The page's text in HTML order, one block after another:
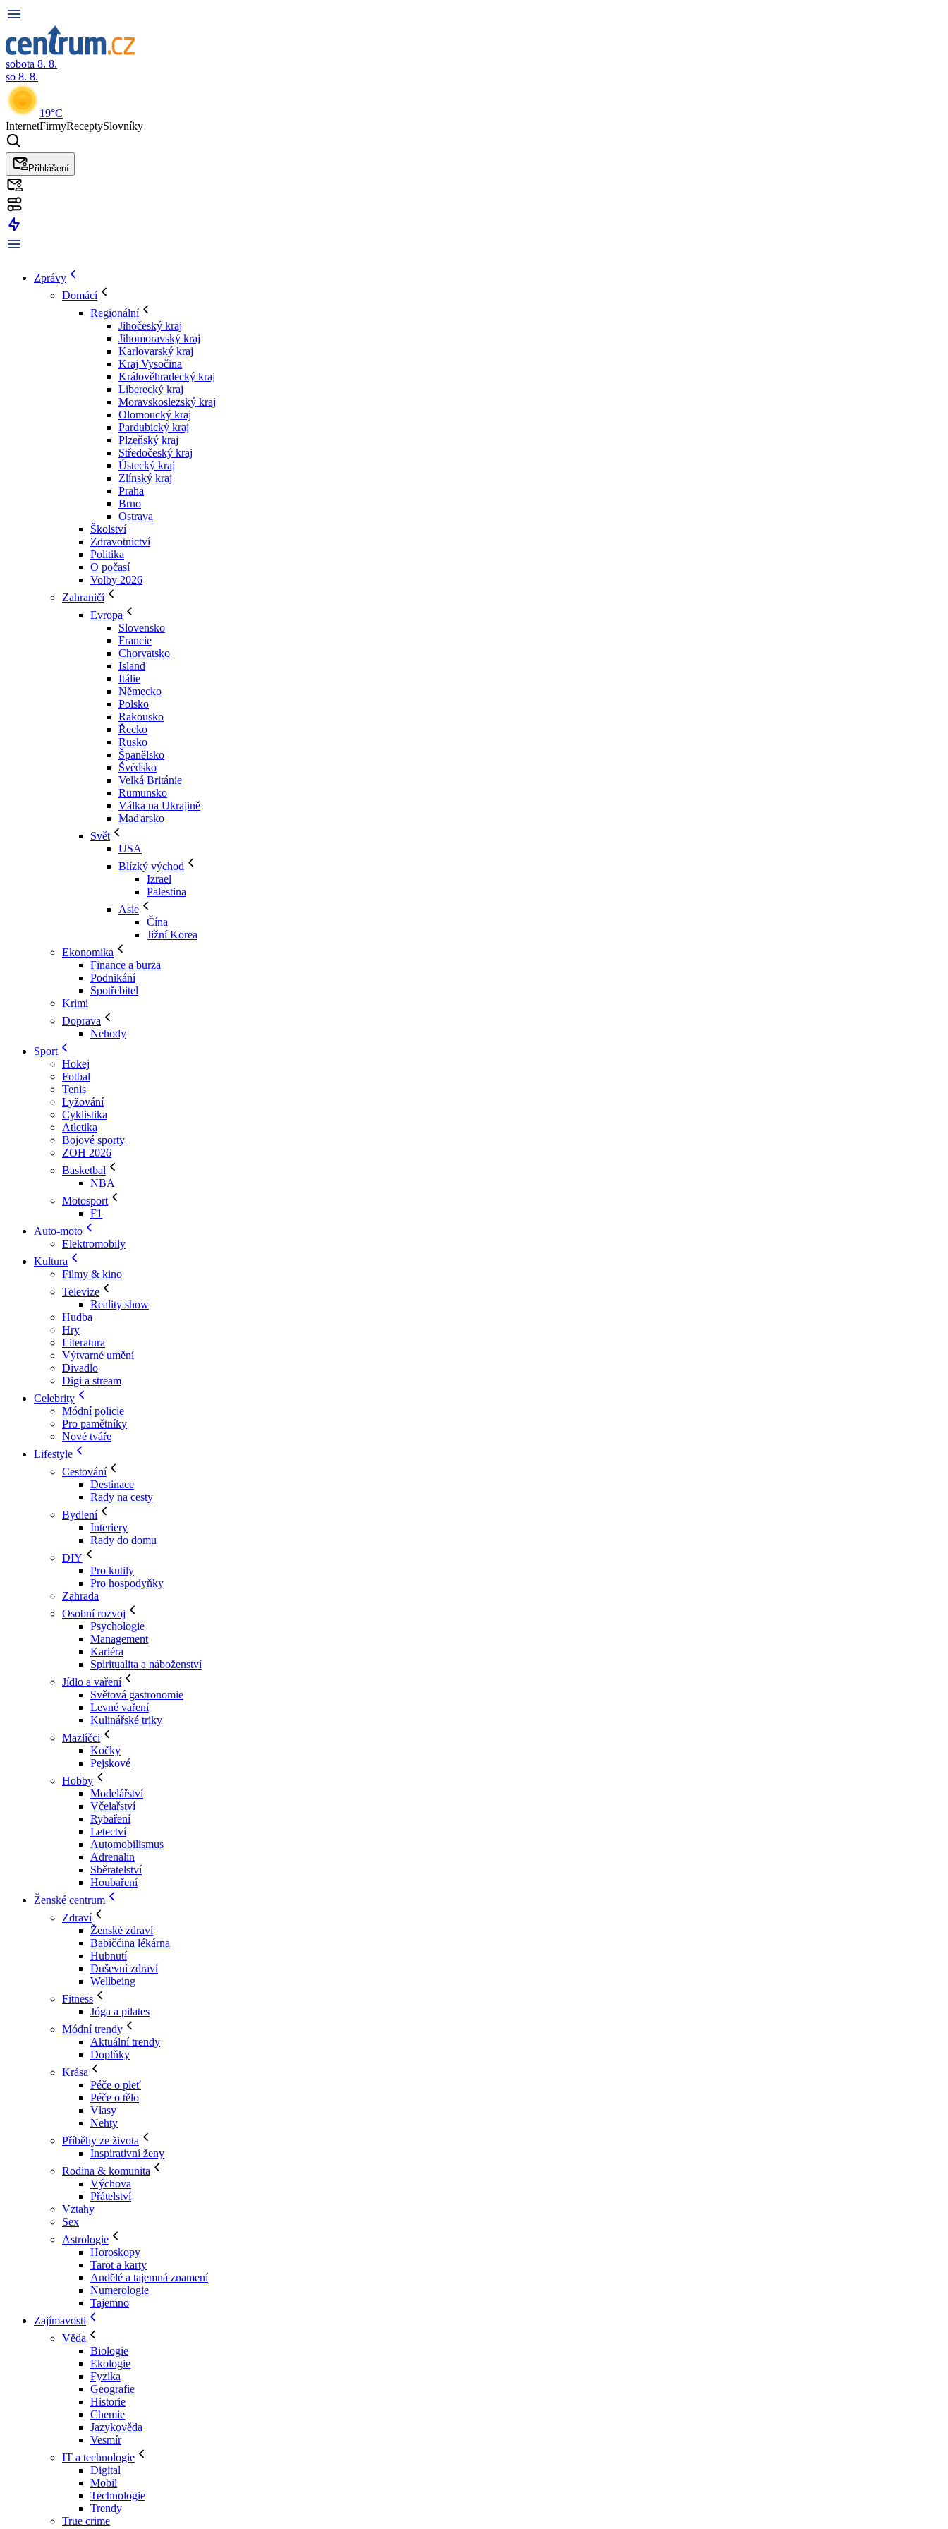
sobota 8. 8.
so 8. 8.
19°C
InternetFirmyReceptySlovníky
Přihlášení
Zprávy
Domácí
Regionální
Jihočeský kraj
Jihomoravský kraj
Karlovarský kraj
Kraj Vysočina
Králověhradecký kraj
Liberecký kraj
Moravskoslezský kraj
Olomoucký kraj
Pardubický kraj
Plzeňský kraj
Středočeský kraj
Ústecký kraj
Zlínský kraj
Praha
Brno
Ostrava
Školství
Zdravotnictví
Politika
O počasí
Volby 2026
Zahraničí
Evropa
Slovensko
Francie
Chorvatsko
Island
Itálie
Německo
Polsko
Rakousko
Řecko
Rusko
Španělsko
Švédsko
Velká Británie
Rumunsko
Válka na Ukrajině
Maďarsko
Svět
USA
Blízký východ
Izrael
Palestina
Asie
Čína
Jižní Korea
Ekonomika
Finance a burza
Podnikání
Spotřebitel
Krimi
Doprava
Nehody
Sport
Hokej
Fotbal
Tenis
Lyžování
Cyklistika
Atletika
Bojové sporty
ZOH 2026
Basketbal
NBA
Motosport
F1
Auto-moto
Elektromobily
Kultura
Filmy & kino
Televize
Reality show
Hudba
Hry
Literatura
Výtvarné umění
Divadlo
Digi a stream
Celebrity
Módní policie
Pro pamětníky
Nové tváře
Lifestyle
Cestování
Destinace
Rady na cesty
Bydlení
Interiery
Rady do domu
DIY
Pro kutily
Pro hospodyňky
Zahrada
Osobní rozvoj
Psychologie
Management
Kariéra
Spiritualita a náboženství
Jídlo a vaření
Světová gastronomie
Levné vaření
Kulinářské triky
Mazlíčci
Kočky
Pejskové
Hobby
Modelářství
Včelařství
Rybaření
Letectví
Automobilismus
Adrenalin
Sběratelství
Houbaření
Ženské centrum
Zdraví
Ženské zdraví
Babiččina lékárna
Hubnutí
Duševní zdraví
Wellbeing
Fitness
Jóga a pilates
Módní trendy
Aktuální trendy
Doplňky
Krása
Péče o pleť
Péče o tělo
Vlasy
Nehty
Příběhy ze života
Inspirativní ženy
Rodina & komunita
Výchova
Přátelství
Vztahy
Sex
Astrologie
Horoskopy
Tarot a karty
Andělé a tajemná znamení
Numerologie
Tajemno
Zajímavosti
Věda
Biologie
Ekologie
Fyzika
Geografie
Historie
Chemie
Jazykověda
Vesmír
IT a technologie
Digital
Mobil
Technologie
Trendy
True crime